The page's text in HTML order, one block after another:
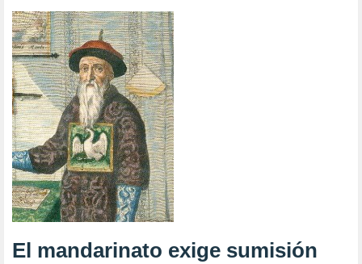
El mandarinato exige sumisión